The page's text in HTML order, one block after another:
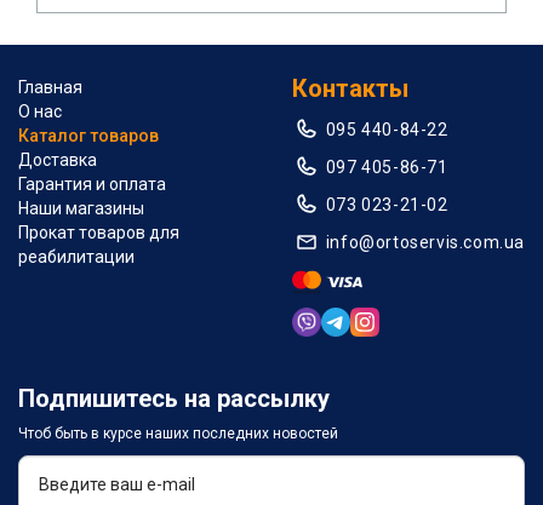
Главная
О нас
Каталог товаров
Доставка
Гарантия и оплата
Наши магазины
Прокат товаров для
реабилитации
Контакты
095 440-84-22
097 405-86-71
073 023-21-02
info@ortoservis.com.ua
Подпишитесь на рассылку
Чтоб быть в курсе наших последних новостей